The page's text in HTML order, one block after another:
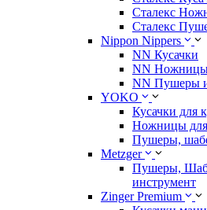
Сталекс
Сталекс
Nippon Nippers
NN Кусачки
NN
NN Пушеры
YOKO
Кусачки для
Ножницы
Пушеры,
Metzger
Пушеры,
инструмент
Zinger Premium